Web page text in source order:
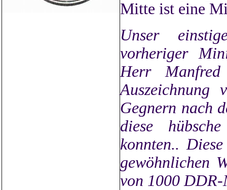
Mitte ist eine
Unser
vorheriger
Herr
Auszeichnung
Gegnern nach
diese
konnten..
gewöhnlichen
von 1000